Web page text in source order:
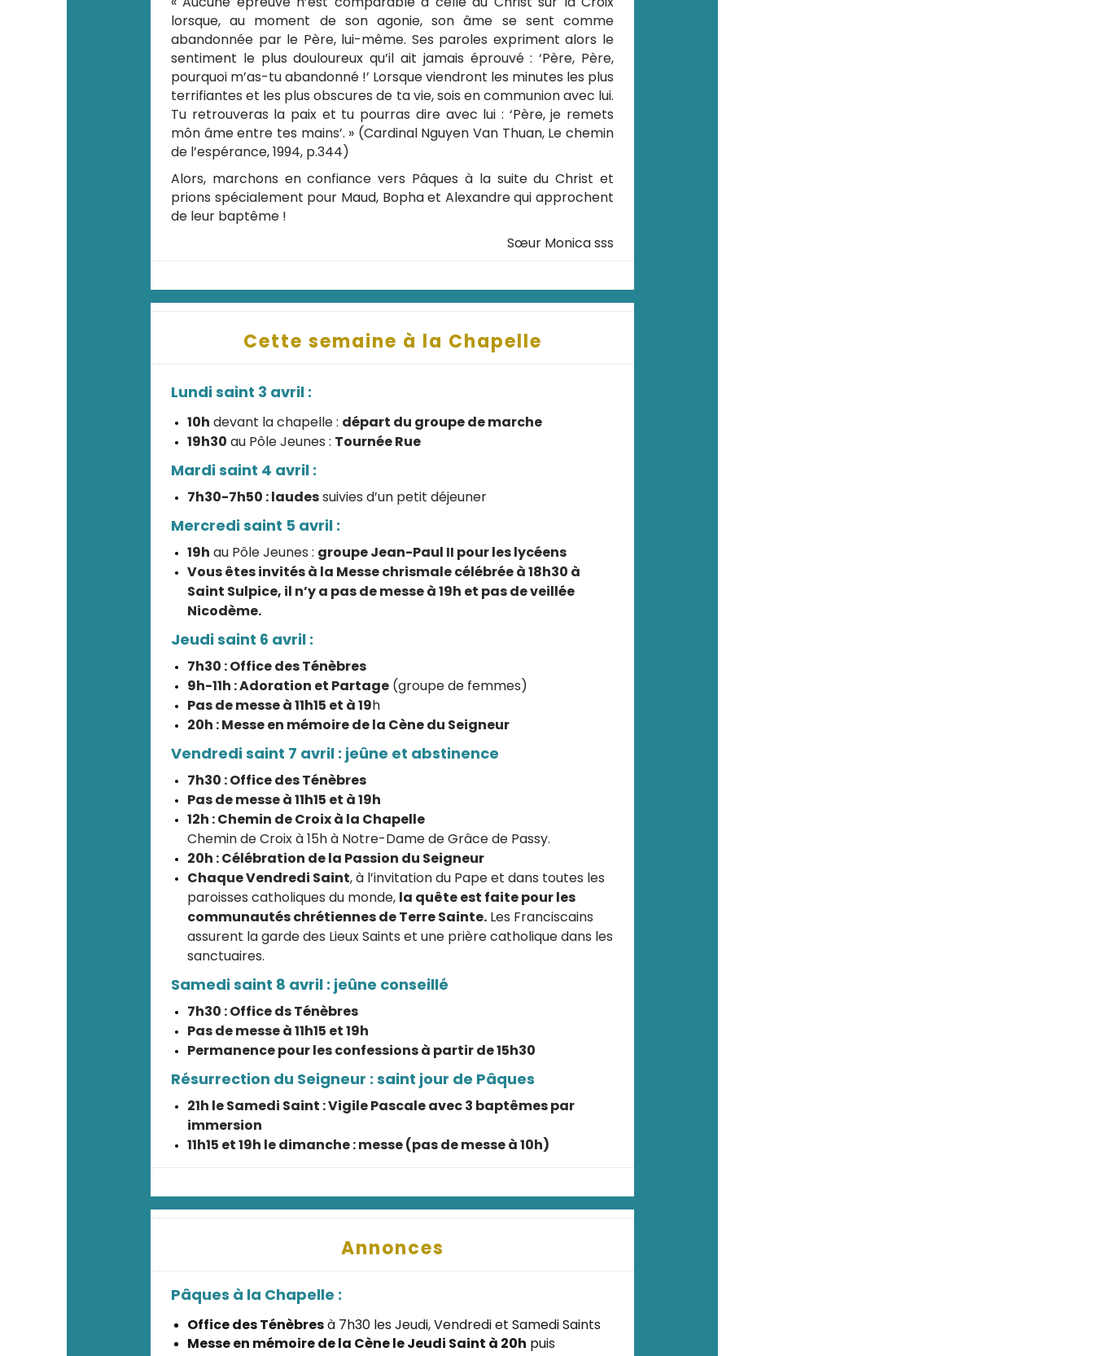
lorsque, au moment de son agonie, son âme se sent comme
abandonnée par le Père, lui-même. Ses paroles expriment alors le
sentiment le plus douloureux qu’il ait jamais éprouvé : ‘Père, Père,
pourquoi m’as-tu abandonné !’ Lorsque viendront les minutes les plus
terrifiantes et les plus obscures de ta vie, sois en communion avec lui.
Tu retrouveras la paix et tu pourras dire avec lui : ‘Père, je remets
môn âme entre tes mains’. » (Cardinal Nguyen Van Thuan, Le chemin
de l’espérance, 1994, p.344)
Alors, marchons en confiance vers Pâques à la suite du Christ et
prions spécialement pour Maud, Bopha et Alexandre qui approchent
de leur baptême !
Sœur Monica sss
Cette semaine à la Chapelle
Lundi saint 3 avril :
10h devant la chapelle : départ du groupe de marche
19h30 au Pôle Jeunes : Tournée Rue
Mardi saint 4 avril :
7h30-7h50 : laudessuivies d’un petit déjeuner
Mercredi saint 5 avril :
19h au Pôle Jeunes : groupe Jean-Paul II pour les lycéens
Vous êtes invités à la Messe chrismale célébrée à 18h30 à
Saint Sulpice, il n’y a pas de messe à 19h et pas de veillée
Nicodème.
Jeudi saint 6 avril :
7h30 : Office des Ténèbres
9h-11h : Adoration et Partage (groupe de femmes)
Pas de messe à 11h15 et à 19h
20h : Messe en mémoire de la Cène du Seigneur
Vendredi saint 7 avril : jeûne et abstinence
7h30 : Office des Ténèbres
Pas de messe à 11h15 et à 19h
12h : Chemin de Croix à la Chapelle
Chemin de Croix à 15h à Notre-Dame de Grâce de Passy.
20h : Célébration de la Passion du Seigneur
Chaque Vendredi Saint, à l’invitation du Pape et dans toutes les
paroisses catholiques du monde, la quête est faite pour les
communautés chrétiennes de Terre Sainte. Les Franciscains
assurent la garde des Lieux Saints et une prière catholique dans les
sanctuaires.
Samedi saint 8 avril : jeûne conseillé
7h30 : Office ds Ténèbres
Pas de messe à 11h15 et 19h
Permanence pour les confessions à partir de 15h30
Résurrection du Seigneur : saint jour de Pâques
21h le Samedi Saint : Vigile Pascale avec 3 baptêmes par
immersion
11h15 et 19h le dimanche : messe (pas de messe à 10h)
Annonces
Pâques à la Chapelle :
Office des Ténèbresà 7h30 les Jeudi, Vendredi et Samedi Saints
Messe en mémoire de la Cène le Jeudi Saint à 20h puis